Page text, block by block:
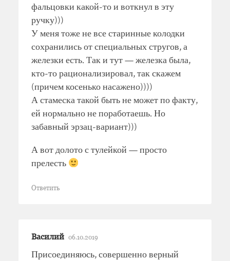
фальцовки какой-то и воткнул в эту
ручку)))
У меня тоже не все старинные колодки
сохранились от специальных стругов, а
железки есть. Так и тут — железка была,
кто-то рационализировал, так скажем
(причем косенько насажено))))
А стамеска такой быть не может по факту,
ей нормально не поработаешь. Но
забавный эрзац-вариант)))
А вот долото с тулейкой — просто
прелесть
Ответить
Василий 06.10.2019
Присоединяюсь, совершенно верный